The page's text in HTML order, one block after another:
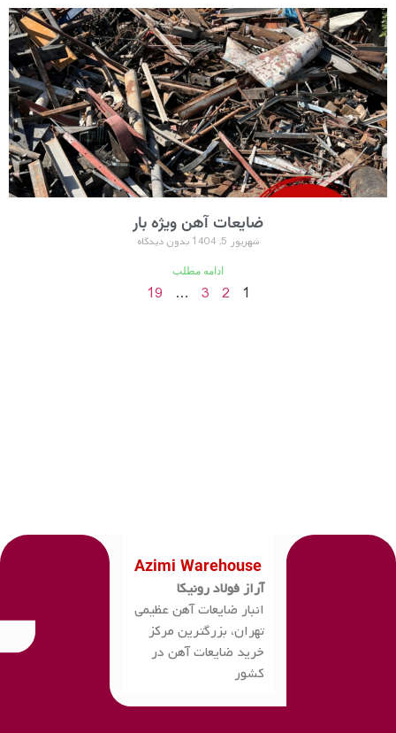
ضایعات آهن ویژه بار
شهریور 5, 1404 بدون دیدگاه
ادامه مطلب
1
2
3
…
19
Azimi Warehouse
آراز فولاد رونیکا
انبار ضایعات آهن عظیمی
تهران، بزرگترین مرکز
خرید ضایعات آهن در
کشور